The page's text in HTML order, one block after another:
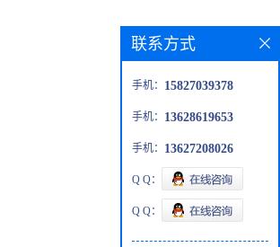
联系方式
手机： 15827039378
手机： 13628619653
手机： 13627208026
Q Q：
Q Q：